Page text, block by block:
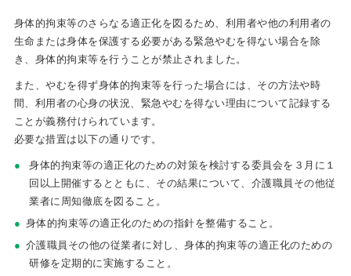
身体的拘束等のさらなる適正化を図るため、利用者や他の利用者の
生命または身体を保護する必要がある緊急やむを得ない場合を除
き、身体的拘束等を行うことが禁止されました。
また、やむを得ず身体的拘束等を行った場合には、その方法や時
間、利用者の心身の状況、緊急やむを得ない理由について記録する
ことが義務付けられています。
必要な措置は以下の通りです。
身体的拘束等の適正化のための対策を検討する委員会を３月に１
回以上開催するとともに、その結果について、介護職員その他従
業者に周知徹底を図ること。
身体的拘束等の適正化のための指針を整備すること。
介護職員その他の従業者に対し、身体的拘束等の適正化のための
研修を定期的に実施すること。